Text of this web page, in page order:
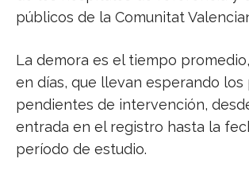
públicos de la Comunitat
La demora es el tiempo
en días, que llevan esperando los
pendientes de intervención,
entrada en el registro hasta la
período de estudio.